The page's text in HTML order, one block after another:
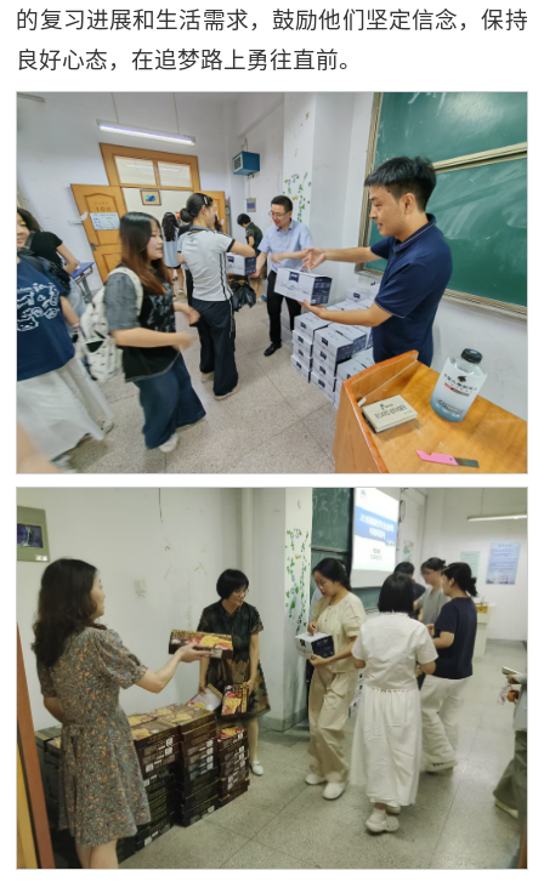
的复习进展和生活需求，鼓励他们坚定信念，保持
良好心态，在追梦路上勇往直前。